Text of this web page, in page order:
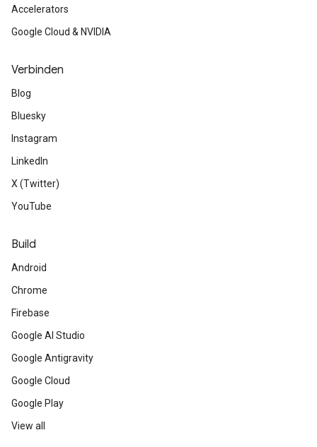
Accelerators
Google Cloud & NVIDIA
Verbinden
Blog
Bluesky
Instagram
LinkedIn
X (Twitter)
YouTube
Build
Android
Chrome
Firebase
Google AI Studio
Google Antigravity
Google Cloud
Google Play
View all